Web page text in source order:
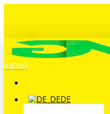
MENÜ
DE